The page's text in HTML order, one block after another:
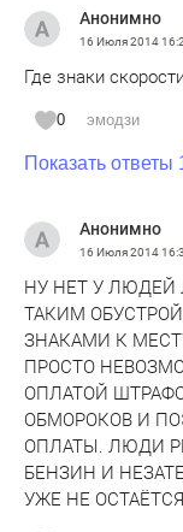
Анонимно
16 Июля 2014
Где знаки
0 эмодзи
Показать ответы
Анонимно
16 Июля 2014
НУ НЕТ У ЛЮДЕЙ
ТАКИМ
ЗНАКАМИ К
ПРОСТО
ОПЛАТОЙ
ОБМОРОКОВ И
ОПЛАТЫ. ЛЮДИ
БЕНЗИН И
УЖЕ НЕ ОСТАЁТСЯ